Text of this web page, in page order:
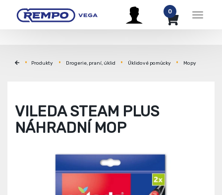
Menu
0
Produkty Drogerie, praní, úklid Úklidové pomůcky Mopy
VILEDA STEAM PLUS
NÁHRADNÍ MOP